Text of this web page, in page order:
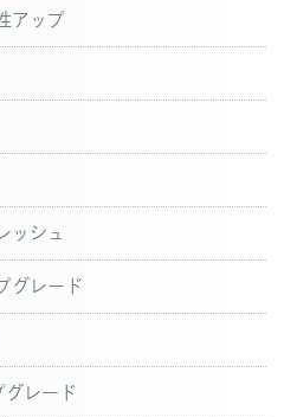
アップ
ッシュ
グレード
レード